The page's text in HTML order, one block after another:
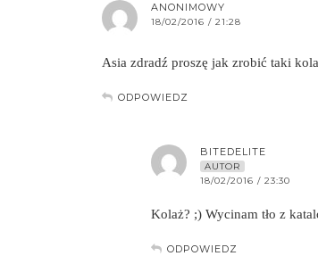
ANONIMOWY
18/02/2016 / 21:28
Asia zdradź proszę jak zrobić taki
ODPOWIEDZ
BITEDELITE
AUTOR
18/02/2016 / 23:30
Kolaż? ;) Wycinam tło z
ODPOWIEDZ